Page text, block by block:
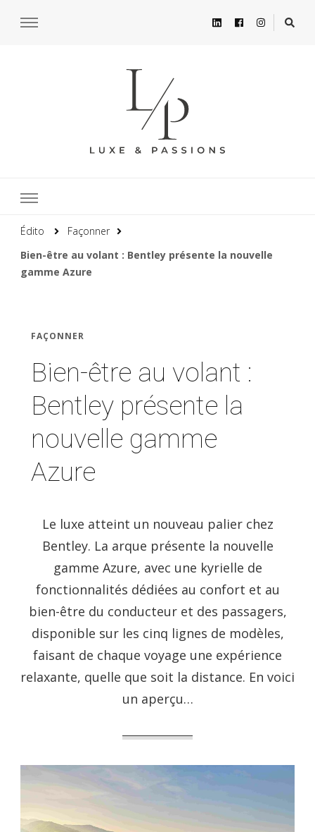
Édito
Façonner
Bien-être au volant : Bentley présente la nouvelle
gamme Azure
FAÇONNER
Bien-être au volant :
Bentley présente la
nouvelle gamme
Azure
Le luxe atteint un nouveau palier chez
Bentley. La arque présente la nouvelle
gamme Azure, avec une kyrielle de
fonctionnalités dédiées au confort et au
bien-être du conducteur et des passagers,
disponible sur les cinq lignes de modèles,
faisant de chaque voyage une expérience
relaxante, quelle que soit la distance. En voici
un aperçu…